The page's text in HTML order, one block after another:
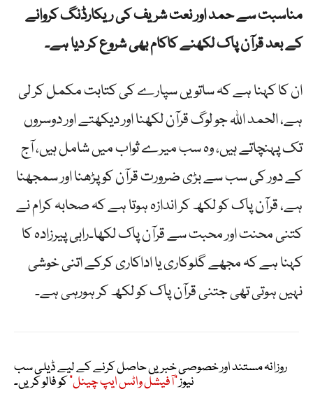
مناسبت سے حمد اور نعت شریف کی ریکارڈنگ کروانے
کے بعد قرآن پاک لکھنے کاکام بھی شروع کر دیا ہے۔
ان کا کہنا ہے کہ ساتویں سپارے کی کتابت مکمل کر لی
ہے، الحمد اللہ جو لوگ قرآن لکھنا اور دیکھتے اور دوسروں
تک پہنچاتے ہیں، وہ سب میرے ثواب میں شامل ہیں، آج
کے دور کی سب سے بڑی ضرورت قرآن کو پڑھنا اور سمجھنا
ہے، قرآن پاک کو لکھ کر اندازہ ہوتا ہے کہ صحابہ کرام نے
کتنی محنت اور محبت سے قرآن پاک لکھا۔رابی پیرزادہ کا
کہنا ہے کہ مجھے گلوکاری یا اداکاری کرکے اتنی خوشی
نہیں ہوتی تھی جتنی قرآن پاک کو لکھ کر ہورہی ہے۔
روزانہ مستند اور خصوصی خبریں حاصل کرنے کے لیے ڈیلی سب
نیوز"آفیشل واٹس ایپ چینل"کو فالو کریں۔